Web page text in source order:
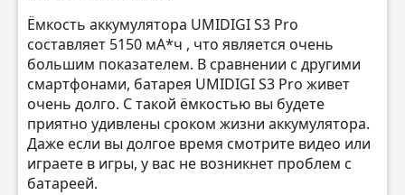
Ёмкость аккумулятора UMIDIGI S3 Pro
составляет 5150 мА*ч , что является очень
большим показателем. В сравнении с другими
смартфонами, батарея UMIDIGI S3 Pro живет
очень долго. С такой ёмкостью вы будете
приятно удивлены сроком жизни аккумулятора.
Даже если вы долгое время смотрите видео или
играете в игры, у вас не возникнет проблем с
батареей.